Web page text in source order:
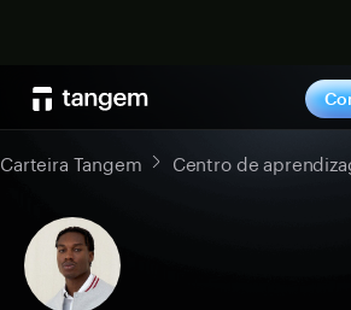
Carteira Tangem Centro de